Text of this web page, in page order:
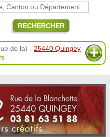
RECHERCHER
de la) - 25440 Quingey